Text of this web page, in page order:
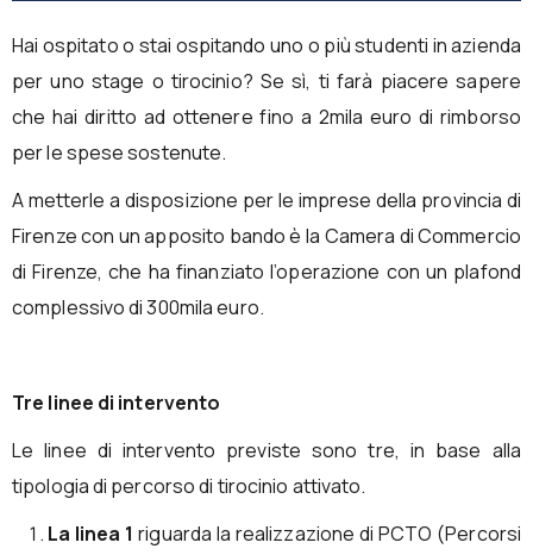
Hai ospitato o stai ospitando uno o più studenti in azienda
per uno stage o tirocinio? Se sì, ti farà piacere sapere
che hai diritto ad ottenere fino a 2mila euro di rimborso
per le spese sostenute.
A metterle a disposizione per le imprese della provincia di
Firenze con un apposito bando è la Camera di Commercio
di Firenze, che ha finanziato l’operazione con un plafond
complessivo di 300mila euro.
Tre linee di intervento
Le linee di intervento previste sono tre, in base alla
tipologia di percorso di tirocinio attivato.
La linea 1 riguarda la realizzazione di PCTO (Percorsi